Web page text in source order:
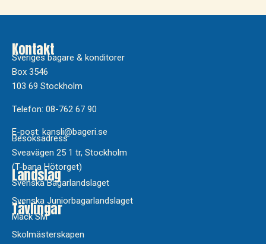
Kontakt
Sveriges bagare & konditorer
Box 3546
103 69 Stockholm
Telefon: 08-762 67 90
E-post: kansli@bageri.se
Besöksadress
Sveavägen 25 1 tr, Stockholm
(T-bana Hötorget)
Landslag
Svenska Bagarlandslaget
Svenska Juniorbagarlandslaget
Tävlingar
Mack SM
Skolmästerskapen